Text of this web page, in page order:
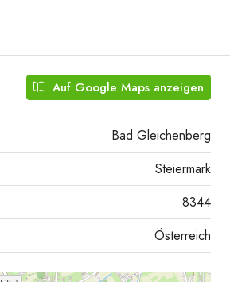
Auf Google Maps anzeigen
Bad Gleichenberg
Steiermark
8344
Österreich